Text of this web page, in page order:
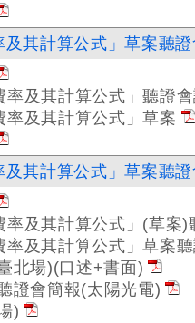
其計算公式」草案聽證
及其計算公式」聽證
及其計算公式」草案
其計算公式」草案聽證
及其計算公式」(草案)
及其計算公式」草案
北場)(口述+書面)
證會簡報(太陽光電)
)